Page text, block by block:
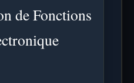
de Fonctions